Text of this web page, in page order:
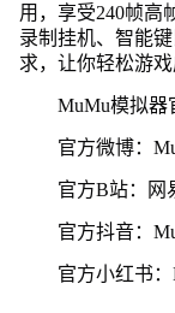
用，享受240帧高
录制挂机、智能
求，让你轻松游戏
MuMu模拟器
官方微博：
官方B站：网
官方抖音：
官方小红书